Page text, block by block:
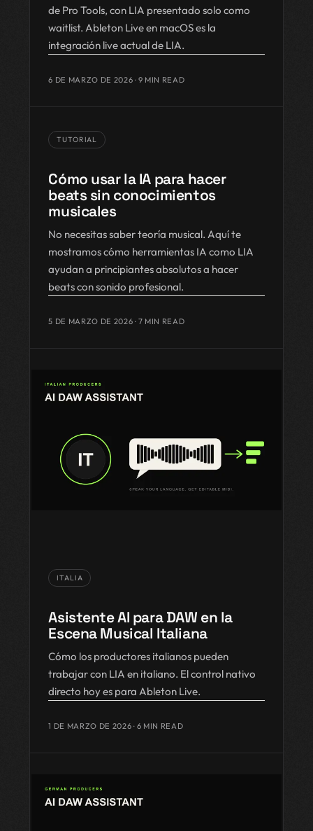
de Pro Tools, con LIA presentado solo como
waitlist. Ableton Live en macOS es la
integración live actual de LIA.
6 DE MARZO DE 2026 · 9 MIN READ
TUTORIAL
Cómo usar la IA para hacer
beats sin conocimientos
musicales
No necesitas saber teoría musical. Aquí te
mostramos cómo herramientas IA como LIA
ayudan a principiantes absolutos a hacer
beats con sonido profesional.
5 DE MARZO DE 2026 · 7 MIN READ
ITALIA
Asistente AI para DAW en la
Escena Musical Italiana
Cómo los productores italianos pueden
trabajar con LIA en italiano. El control nativo
directo hoy es para Ableton Live.
1 DE MARZO DE 2026 · 6 MIN READ